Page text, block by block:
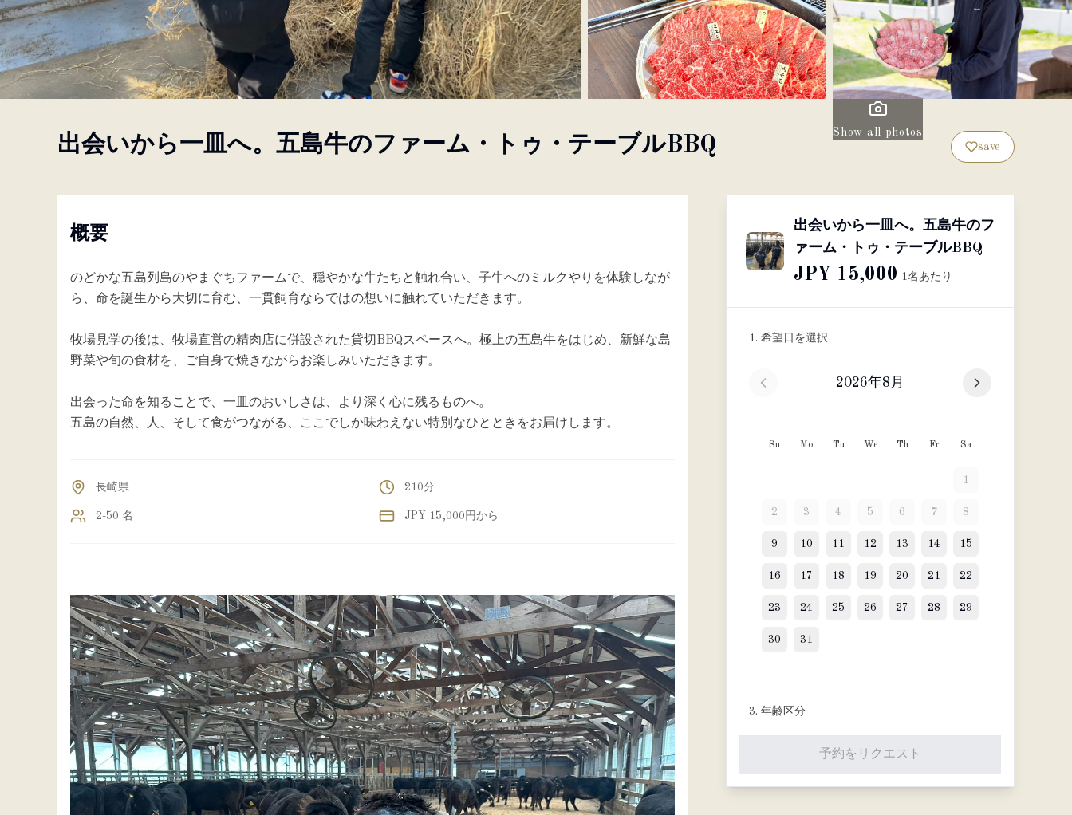
概要
Partner with us
日
JA
Show all photos
出会いから一皿へ。五島牛のファーム・トゥ・テーブルBBQ save
概要
のどかな五島列島のやまぐちファームで、穏やかな牛たちと触れ合い、子牛へのミルクやりを体験しなが
ら、命を誕生から大切に育む、一貫飼育ならではの想いに触れていただきます。
牧場見学の後は、牧場直営の精肉店に併設された貸切BBQスペースへ。極上の五島牛をはじめ、新鮮な島
野菜や旬の食材を、ご自身で焼きながらお楽しみいただきます。
出会った命を知ることで、一皿のおいしさは、より深く心に残るものへ。
五島の自然、人、そして食がつながる、ここでしか味わえない特別なひとときをお届けします。
長崎県 210分
2-50 名 JPY 15,000円から
出会いから一皿へ。五島牛のフ
ァーム・トゥ・テーブルBBQ
JPY 15,000 1名あたり
1. 希望日を選択
2026年8月
Su Mo Tu We Th Fr Sa
1
2 3 4 5 6 7 8
9 10 11 12 13 14 15
16 17 18 19 20 21 22
23 24 25 26 27 28 29
30 31
3. 年齢区分
−
予約をリクエスト